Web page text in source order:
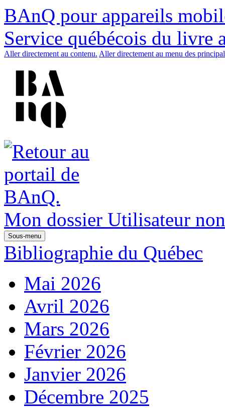
BAnQ pour appareils
Service québécois du livre
Aller directement au contenu. Aller directement au menu des
Mon dossier Utilisateur
Sous-menu
Bibliographie du Québec
Mai 2026
Avril 2026
Mars 2026
Février 2026
Janvier 2026
Décembre 2025